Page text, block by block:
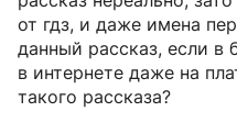
от гдз, и даже имена
данный рассказ, если в
в интернете даже на
такого рассказа?